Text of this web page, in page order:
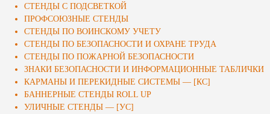
СТЕНДЫ С ПОДСВЕТКОЙ
ПРОФСОЮЗНЫЕ СТЕНДЫ
СТЕНДЫ ПО ВОИНСКОМУ УЧЕТУ
СТЕНДЫ ПО БЕЗОПАСНОСТИ И ОХРАНЕ ТРУДА
СТЕНДЫ ПО ПОЖАРНОЙ БЕЗОПАСНОСТИ
ЗНАКИ БЕЗОПАСНОСТИ И ИНФОРМАЦИОННЫЕ ТАБЛИЧКИ
КАРМАНЫ И ПЕРЕКИДНЫЕ СИСТЕМЫ — [КС]
БАННЕРНЫЕ СТЕНДЫ ROLL UP
УЛИЧНЫЕ СТЕНДЫ — [УС]